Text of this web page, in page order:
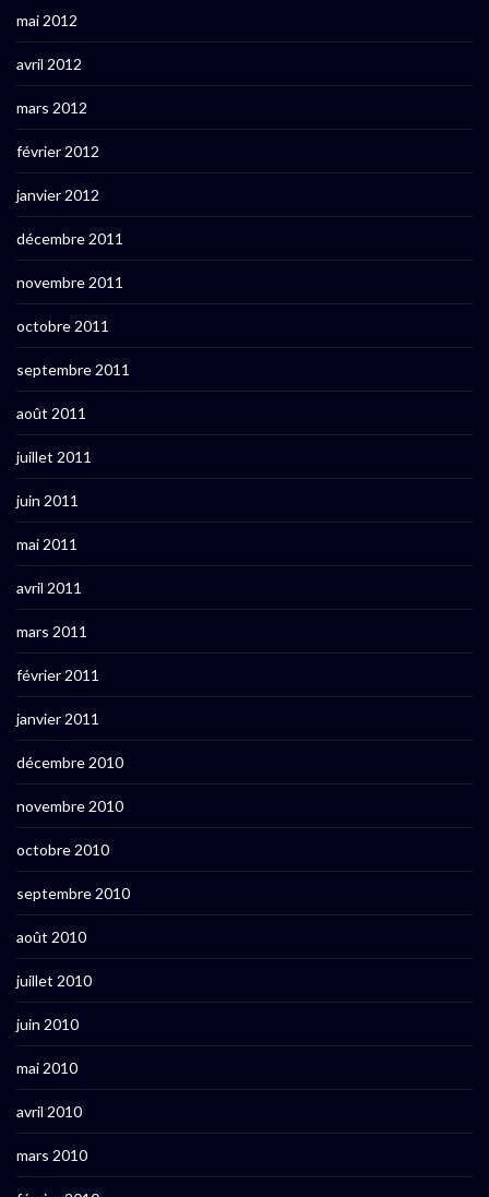
mai 2012
avril 2012
mars 2012
février 2012
janvier 2012
décembre 2011
novembre 2011
octobre 2011
septembre 2011
août 2011
juillet 2011
juin 2011
mai 2011
avril 2011
mars 2011
février 2011
janvier 2011
décembre 2010
novembre 2010
octobre 2010
septembre 2010
août 2010
juillet 2010
juin 2010
mai 2010
avril 2010
mars 2010